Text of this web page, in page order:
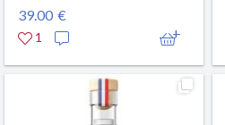
39.00 €
1